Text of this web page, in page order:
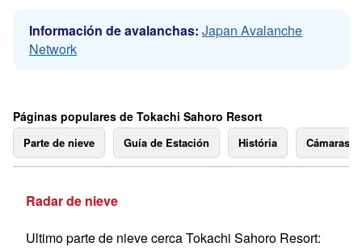
Información de avalanchas: Japan Avalanche
Network
Páginas populares de Tokachi Sahoro Resort
Parte de nieve Guía de Estación História Cámaras
Radar de nieve
Ultimo parte de nieve cerca Tokachi Sahoro Resort: